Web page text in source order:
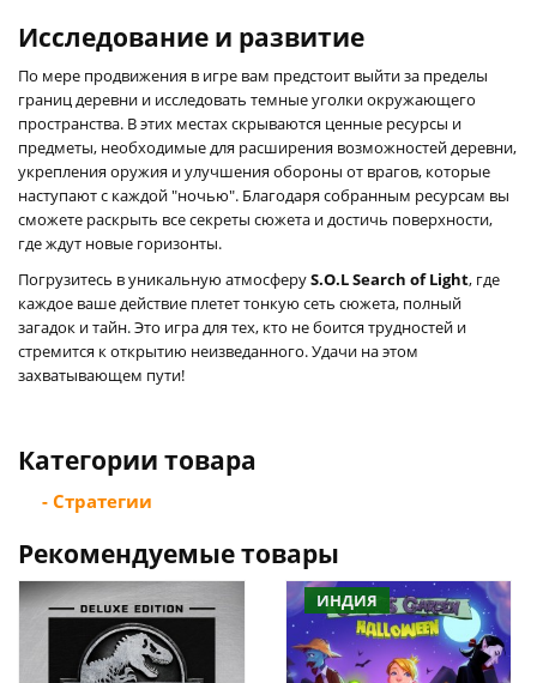
Исследование и развитие
По мере продвижения в игре вам предстоит выйти за пределы
границ деревни и исследовать темные уголки окружающего
пространства. В этих местах скрываются ценные ресурсы и
предметы, необходимые для расширения возможностей деревни,
укрепления оружия и улучшения обороны от врагов, которые
наступают с каждой "ночью". Благодаря собранным ресурсам вы
сможете раскрыть все секреты сюжета и достичь поверхности,
где ждут новые горизонты.
Погрузитесь в уникальную атмосферуS.O.L Search of Light, где
каждое ваше действие плетет тонкую сеть сюжета, полный
загадок и тайн. Это игра для тех, кто не боится трудностей и
стремится к открытию неизведанного. Удачи на этом
захватывающем пути!
Категории товара
- Стратегии
Рекомендуемые товары
ИНДИЯ